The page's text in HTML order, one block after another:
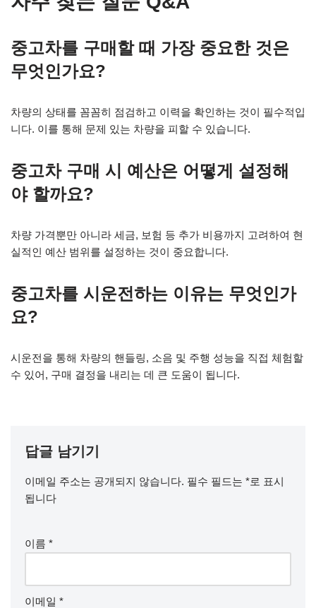
중고차를 구매할 때 가장 중요한 것은
무엇인가요?
차량의 상태를 꼼꼼히 점검하고 이력을 확인하는 것이 필수적입
니다. 이를 통해 문제 있는 차량을 피할 수 있습니다.
중고차 구매 시 예산은 어떻게 설정해
야 할까요?
차량 가격뿐만 아니라 세금, 보험 등 추가 비용까지 고려하여 현
실적인 예산 범위를 설정하는 것이 중요합니다.
중고차를 시운전하는 이유는 무엇인가
요?
시운전을 통해 차량의 핸들링, 소음 및 주행 성능을 직접 체험할
수 있어, 구매 결정을 내리는 데 큰 도움이 됩니다.
답글 남기기
이메일 주소는 공개되지 않습니다. 필수 필드는 *로 표시
됩니다
이름 *
이메일 *